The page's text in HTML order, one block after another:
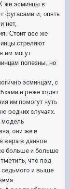
же эсминцы в
фугасами и, опять
нет,
Стоит все же
стреляют
им могут
полезны, но
эсминцам, с
и реже ходят
им помогут чуть
редких случаях.
модель
они же в
вера в данное
больше и больше
что под
и выше